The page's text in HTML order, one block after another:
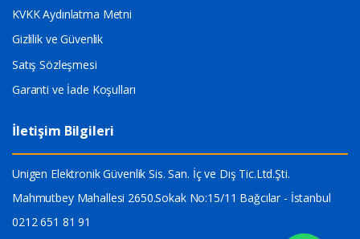
KVKK Aydınlatma Metni
Gizlilik ve Güvenlik
Satış Sözleşmesi
Garanti ve İade Koşulları
İletişim Bilgileri
Unigen Elektronik Güvenlik Sis. San. İç ve Dış Tic.Ltd.Şti.
Mahmutbey Mahallesi 2650.Sokak No:15/11 Bağcılar - İstanbul
0212 651 81 91